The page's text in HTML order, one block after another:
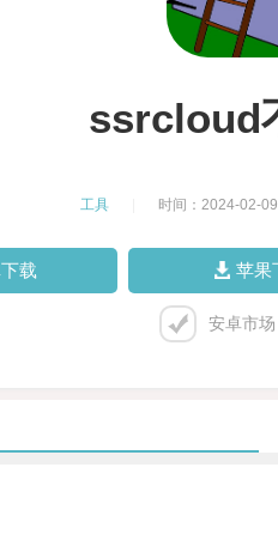
ssrcloud
工具 时间：2024-02-09
载 苹果
安卓市